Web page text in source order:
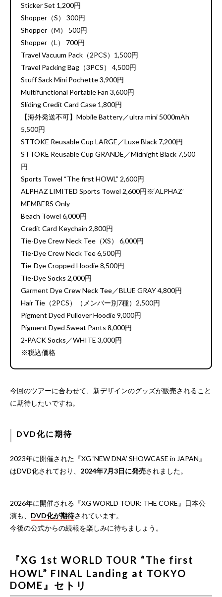
Sticker Set 1,200円
Shopper（S） 300円
Shopper（M） 500円
Shopper（L） 700円
Travel Vacuum Pack（2PCS）1,500円
Travel Packing Bag（3PCS） 4,500円
Stuff Sack Mini Pochette 3,900円
Multifunctional Portable Fan 3,600円
Sliding Credit Card Case 1,800円
【海外発送不可】Mobile Battery／ultra mini 5000mAh
5,500円
STTOKE Reusable Cup LARGE／Luxe Black 7,200円
STTOKE Reusable Cup GRANDE／Midnight Black 7,500
円
Sports Towel “The first HOWL” 2,600円
ALPHAZ LIMITED Sports Towel 2,600円※‘ALPHAZ’
MEMBERS Only
Beach Towel 6,000円
Credit Card Keychain 2,800円
Tie-Dye Crew Neck Tee（XS） 6,000円
Tie-Dye Crew Neck Tee 6,500円
Tie-Dye Cropped Hoodie 8,500円
Tie-Dye Socks 2,000円
Garment Dye Crew Neck Tee／BLUE GRAY 4,800円
Hair Tie（2PCS）（メンバー別7種）2,500円
Pigment Dyed Pullover Hoodie 9,000円
Pigment Dyed Sweat Pants 8,000円
2-PACK Socks／WHITE 3,000円
※税込価格
今回のツアーに合わせて、新デザインのグッズが販売されること
に期待したいですね。
DVD化に期待
2023年に開催された『XG ‘NEW DNA’ SHOWCASE in JAPAN』
はDVD化されており、 2024年7月3日に発売されました。
2026年に開催される『XG WORLD TOUR: THE CORE』日本公
演も、 DVD化が期待されています。
今後の公式からの続報を楽しみに待ちましょう。
『XG 1st WORLD TOUR “The first
HOWL” FINAL Landing at TOKYO
DOME』セトリ